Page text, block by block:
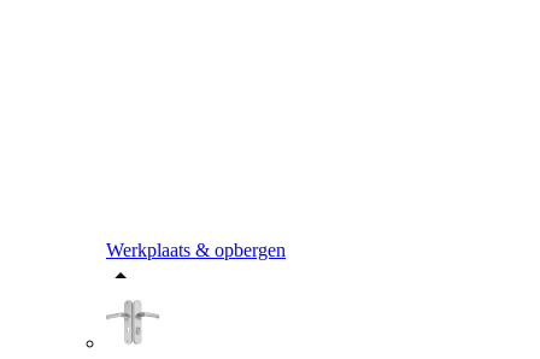
Werkplaats & opbergen